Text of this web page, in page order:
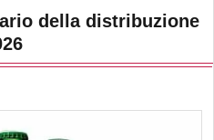
della distribuzione